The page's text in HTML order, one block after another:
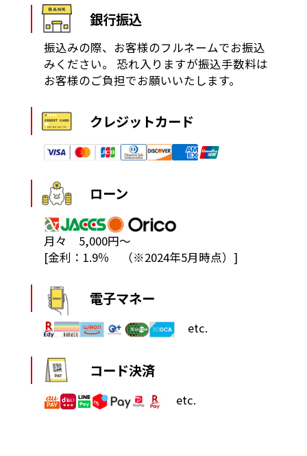
銀行振込
振込みの際、お客様のフルネームでお振込
みください。
恐れ入りますが振込手数料は
お客様のご負担でお願いいたします。
クレジットカード
ローン
月々 5,000円～
[金利：1.9％ （※2024年5月時点）]
電子マネー
etc.
コード決済
etc.